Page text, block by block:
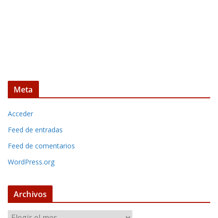
Meta
Acceder
Feed de entradas
Feed de comentarios
WordPress.org
Archivos